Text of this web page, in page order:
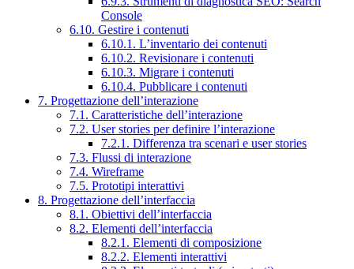
Console
6.10. Gestire i contenuti
6.10.1. L’inventario dei contenuti
6.10.2. Revisionare i contenuti
6.10.3. Migrare i contenuti
6.10.4. Pubblicare i contenuti
7. Progettazione dell’interazione
7.1. Caratteristiche dell’interazione
7.2. User stories per definire l’interazione
7.2.1. Differenza tra scenari e user stories
7.3. Flussi di interazione
7.4. Wireframe
7.5. Prototipi interattivi
8. Progettazione dell’interfaccia
8.1. Obiettivi dell’interfaccia
8.2. Elementi dell’interfaccia
8.2.1. Elementi di composizione
8.2.2. Elementi interattivi